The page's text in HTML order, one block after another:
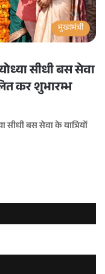
मुख्यमंत्री
सीधी बस सेवा
कर शुभारम्भ
सीधी बस सेवा के यात्रियों